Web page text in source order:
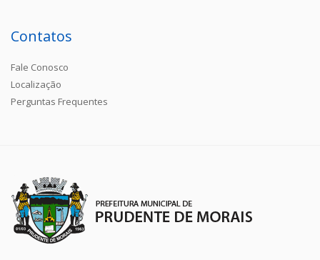
Contatos
Fale Conosco
Localização
Perguntas Frequentes